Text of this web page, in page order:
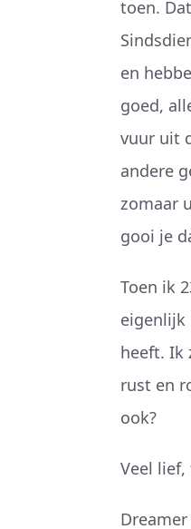
toen.
en
goed,
vuur uit
andere
zomaar
gooi je
Toen ik
eigenlijk
heeft. Ik
rust en
ook?
Veel
Dreamer